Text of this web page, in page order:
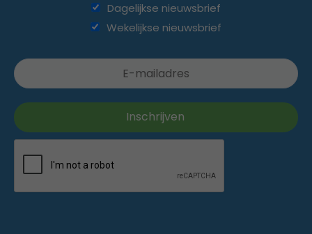
Dagelijkse nieuwsbrief
Wekelijkse nieuwsbrief